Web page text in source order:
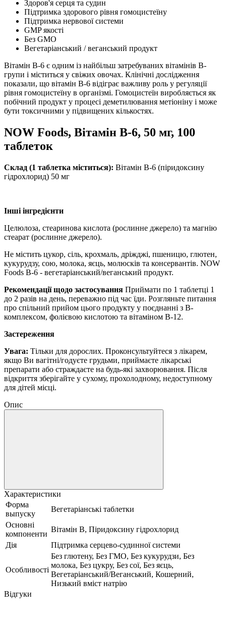
Здоров'я серця та судин
Підтримка здорового рівня гомоцистеїну
Підтримка нервової системи
GMP якості
Без GMO
Вегетаріанський / веганський продукт
Вітамін B-6 є одним із найбільш затребуваних вітамінів B-
групи і міститься у свіжих овочах. Клінічні дослідження
показали, що вітамін B-6 відіграє важливу роль у регуляції
рівня гомоцистеїну в організмі. Гомоцистеїн виробляється як
побічний продукт у процесі деметилювання метіоніну і може
бути токсичними у підвищених кількостях.
NOW Foods, Вітамін B-6, 50 мг, 100
таблеток
Склад (1 таблетка міститься): Вітамін B-6 (піридоксину
гідрохлорид) 50 мг
Інші інгредієнти
Целюлоза, стеаринова кислота (рослинне джерело) та магнію
стеарат (рослинне джерело).
Не містить цукор, сіль, крохмаль, дріжджі, пшеницю, глютен,
кукурудзу, сою, молока, яєць, молюсків та консервантів. NOW
Foods B-6 - вегетаріанський/веганський продукт.
Рекомендації щодо застосування Приймати по 1 таблетці 1
до 2 разів на день, переважно під час їди. Розгляньте питання
про спільний прийом цього продукту у поєднанні з B-
комплексом, фолієвою кислотою та вітаміном В-12.
Застереження
Увага: Тільки для дорослих. Проконсультуйтеся з лікарем,
якщо Ви вагітні/годуєте грудьми, приймаєте лікарські
препарати або страждаєте на будь-які захворювання. Після
відкриття зберігайте у сухому, прохолодному, недоступному
для дітей місці.
Опис
Характеристики
Форма
выпуску
Вегетаріанські таблетки
Основні
компоненти
Вітамін B, Піридоксину гідрохлорид
Дія
Підтримка серцево-судинної системи
Особливості
Без глютену, Без ГМО, Без кукурудзи, Без
молока, Без цукру, Без сої, Без яєць,
Вегетаріанський/Веганський, Кошерний,
Низький вміст натрію
Відгуки